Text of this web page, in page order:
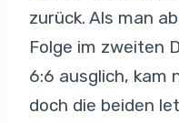
zurück. Als man
Folge im zweiten
6:6 ausglich, kam
doch die beiden